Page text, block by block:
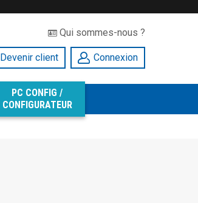
Qui sommes-nous ?
Devenir client Connexion
PC CONFIG /
CONFIGURATEUR